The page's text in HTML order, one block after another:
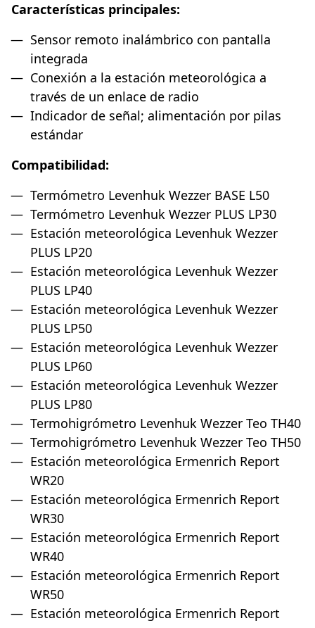
Características principales:
Sensor remoto inalámbrico con pantalla
integrada
Conexión a la estación meteorológica a
través de un enlace de radio
Indicador de señal; alimentación por pilas
estándar
Compatibilidad:
Termómetro Levenhuk Wezzer BASE L50
Termómetro Levenhuk Wezzer PLUS LP30
Estación meteorológica Levenhuk Wezzer
PLUS LP20
Estación meteorológica Levenhuk Wezzer
PLUS LP40
Estación meteorológica Levenhuk Wezzer
PLUS LP50
Estación meteorológica Levenhuk Wezzer
PLUS LP60
Estación meteorológica Levenhuk Wezzer
PLUS LP80
Termohigrómetro Levenhuk Wezzer Teo TH40
Termohigrómetro Levenhuk Wezzer Teo TH50
Estación meteorológica Ermenrich Report
WR20
Estación meteorológica Ermenrich Report
WR30
Estación meteorológica Ermenrich Report
WR40
Estación meteorológica Ermenrich Report
WR50
Estación meteorológica Ermenrich Report